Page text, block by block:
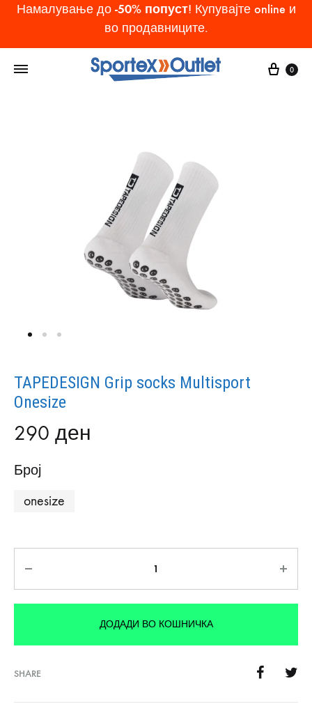
Намалување до -50% попуст! Купувајте online и
во продавниците.
Cart
0
TAPEDESIGN Grip socks Multisport
Onesize
290 ден
Број
onesize
ДОДАДИ ВО КОШНИЧКА
SHARE